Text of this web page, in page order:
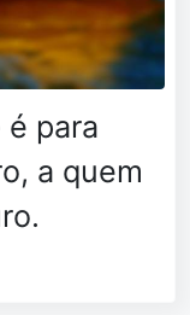
para
a quem